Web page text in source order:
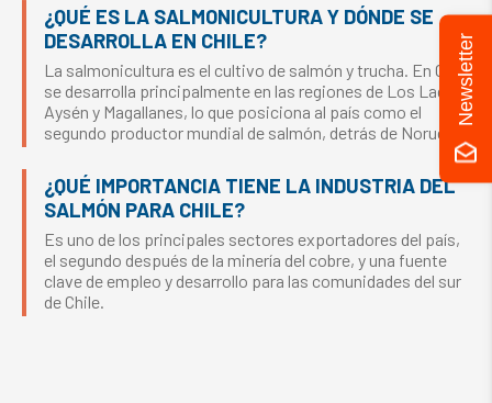
¿QUÉ ES LA SALMONICULTURA Y DÓNDE SE
DESARROLLA EN CHILE?
La salmonicultura es el cultivo de salmón y trucha. En Chile
se desarrolla principalmente en las regiones de Los Lagos,
Aysén y Magallanes, lo que posiciona al país como el
segundo productor mundial de salmón, detrás de Noruega.
¿QUÉ IMPORTANCIA TIENE LA INDUSTRIA DEL
SALMÓN PARA CHILE?
Es uno de los principales sectores exportadores del país,
el segundo después de la minería del cobre, y una fuente
clave de empleo y desarrollo para las comunidades del sur
de Chile.
Newsletter